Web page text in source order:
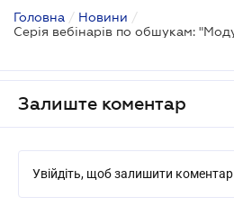
Головна / Новини /
Залиште коментар
Увійдіть, щоб залишити коментар